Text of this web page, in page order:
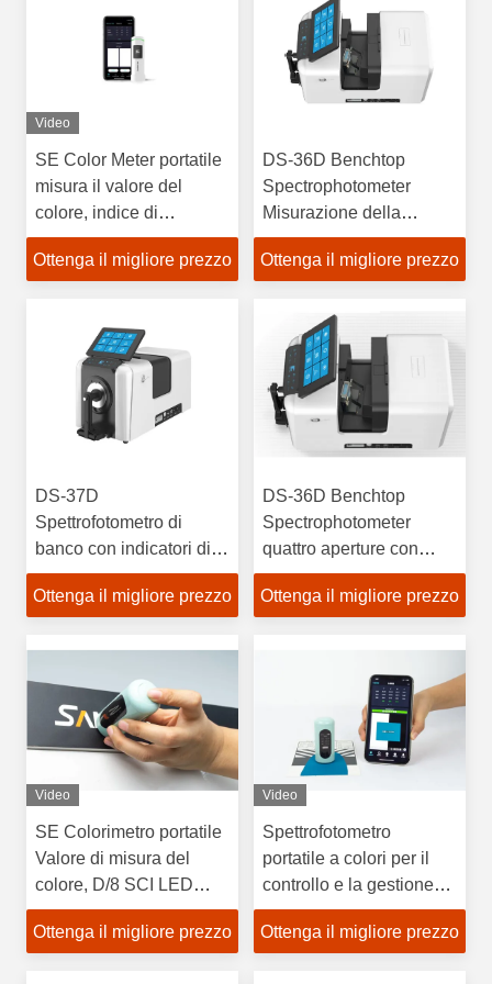
Video
SE Color Meter portatile
misura il valore del
colore, indice di
bianchezza / giallo,
velocità del colore, APP
Ottenga il migliore prezzo
DS-36D Benchtop
Spectrophotometer
Misurazione della
foschia versatile ed
efficiente
Ottenga il migliore prezzo
DS-37D
Spettrofotometro di
banco con indicatori di
misura aumentati
Ottenga il migliore prezzo
DS-36D Benchtop
Spectrophotometer
quattro aperture con
riconoscimento
automatico di
Ottenga il migliore prezzo
Video
SE Colorimetro portatile
Valore di misura del
colore, D/8 SCI LED
Delta E Colorimetro di
precisione Calibrazione
Ottenga il migliore prezzo
Video
Spettrofotometro
portatile a colori per il
controllo e la gestione
del colore nell'industria
dell'abbigliamento
Ottenga il migliore prezzo